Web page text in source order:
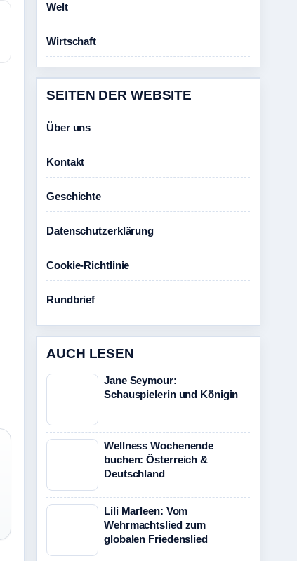
Welt
Wirtschaft
SEITEN DER WEBSITE
Über uns
Kontakt
Geschichte
Datenschutzerklärung
Cookie-Richtlinie
Rundbrief
AUCH LESEN
Jane Seymour:
Schauspielerin und Königin
Wellness Wochenende
buchen: Österreich &
Deutschland
Lili Marleen: Vom
Wehrmachtslied zum
globalen Friedenslied